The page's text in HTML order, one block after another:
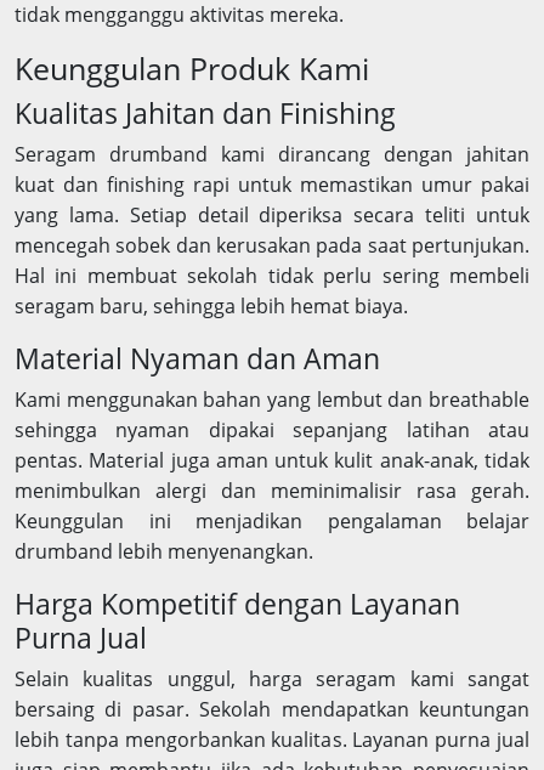
tidak mengganggu aktivitas mereka.
Keunggulan Produk Kami
Kualitas Jahitan dan Finishing
Seragam drumband kami dirancang dengan jahitan
kuat dan finishing rapi untuk memastikan umur pakai
yang lama. Setiap detail diperiksa secara teliti untuk
mencegah sobek dan kerusakan pada saat pertunjukan.
Hal ini membuat sekolah tidak perlu sering membeli
seragam baru, sehingga lebih hemat biaya.
Material Nyaman dan Aman
Kami menggunakan bahan yang lembut dan breathable
sehingga nyaman dipakai sepanjang latihan atau
pentas. Material juga aman untuk kulit anak-anak, tidak
menimbulkan alergi dan meminimalisir rasa gerah.
Keunggulan ini menjadikan pengalaman belajar
drumband lebih menyenangkan.
Harga Kompetitif dengan Layanan
Purna Jual
Selain kualitas unggul, harga seragam kami sangat
bersaing di pasar. Sekolah mendapatkan keuntungan
lebih tanpa mengorbankan kualitas. Layanan purna jual